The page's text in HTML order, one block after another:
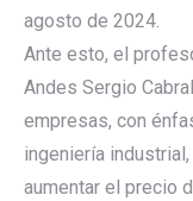
agosto de 2024.
Ante esto, el
Andes Sergio
empresas, con
ingeniería
aumentar el precio